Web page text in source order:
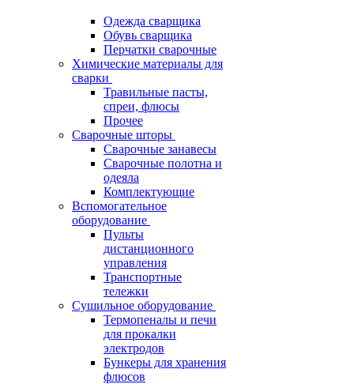
Одежда сварщика
Обувь сварщика
Перчатки сварочные
Химические материалы для
сварки
Травильные пасты,
спреи, флюсы
Прочее
Сварочные шторы
Сварочные занавесы
Сварочные полотна и
одеяла
Комплектующие
Вспомогательное
оборудование
Пульты
дистанционного
управления
Транспортные
тележки
Сушильное оборудование
Термопеналы и печи
для прокалки
электродов
Бункеры для хранения
флюсов